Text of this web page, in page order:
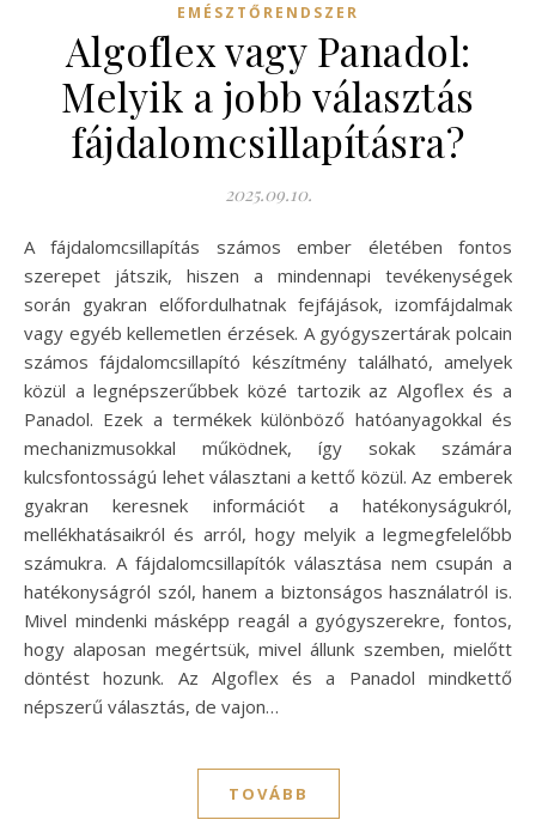
EMÉSZTŐRENDSZER
Algoflex vagy Panadol:
Melyik a jobb választás
fájdalomcsillapításra?
2025.09.10.
A fájdalomcsillapítás számos ember életében fontos
szerepet játszik, hiszen a mindennapi tevékenységek
során gyakran előfordulhatnak fejfájások, izomfájdalmak
vagy egyéb kellemetlen érzések. A gyógyszertárak polcain
számos fájdalomcsillapító készítmény található, amelyek
közül a legnépszerűbbek közé tartozik az Algoflex és a
Panadol. Ezek a termékek különböző hatóanyagokkal és
mechanizmusokkal működnek, így sokak számára
kulcsfontosságú lehet választani a kettő közül. Az emberek
gyakran keresnek információt a hatékonyságukról,
mellékhatásaikról és arról, hogy melyik a legmegfelelőbb
számukra. A fájdalomcsillapítók választása nem csupán a
hatékonyságról szól, hanem a biztonságos használatról is.
Mivel mindenki másképp reagál a gyógyszerekre, fontos,
hogy alaposan megértsük, mivel állunk szemben, mielőtt
döntést hozunk. Az Algoflex és a Panadol mindkettő
népszerű választás, de vajon…
TOVÁBB